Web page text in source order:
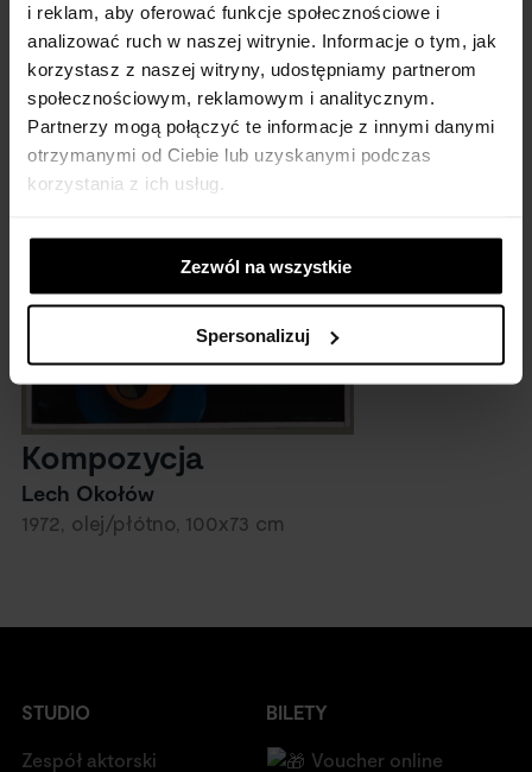
i reklam, aby oferować funkcje społecznościowe i
analizować ruch w naszej witrynie. Informacje o tym, jak
korzystasz z naszej witryny, udostępniamy partnerom
społecznościowym, reklamowym i analitycznym.
Partnerzy mogą połączyć te informacje z innymi danymi
otrzymanymi od Ciebie lub uzyskanymi podczas
korzystania z ich usług.
Zezwól na wszystkie
Spersonalizuj
Kompozycja
Lech Okołów
1972, olej/płótno, 100x73 cm
STUDIO
Zespół aktorski
BILETY
Voucher online